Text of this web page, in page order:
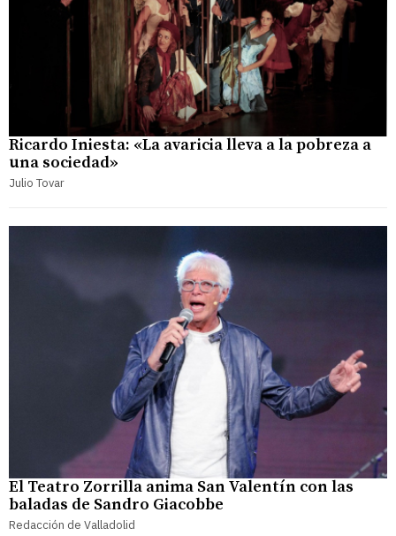
Ricardo Iniesta: «La avaricia lleva a la pobreza a
una sociedad»
Julio Tovar
El Teatro Zorrilla anima San Valentín con las
baladas de Sandro Giacobbe
Redacción de Valladolid